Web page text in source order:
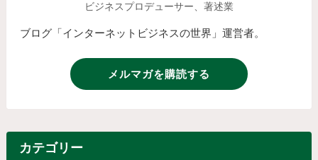
ビジネスプロデューサー、著述業
ブログ「インターネットビジネスの世界」運営者。
メルマガを購読する
カテゴリー